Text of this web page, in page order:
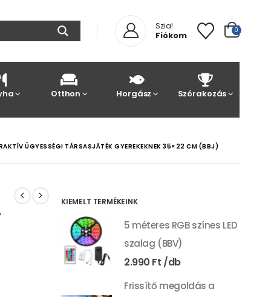
Szia!
Fiókom 0
Otthon Horgász Szórakozás
ÜGYESSÉGI TÁRSASJÁTÉK GYEREKEKNEK 35×22 CM (BBJ)
KIEMELT TERMÉKEINK
5 méteres RGB színes LED
szalag (BBV)
2.990 Ft
Frissítő megoldás a